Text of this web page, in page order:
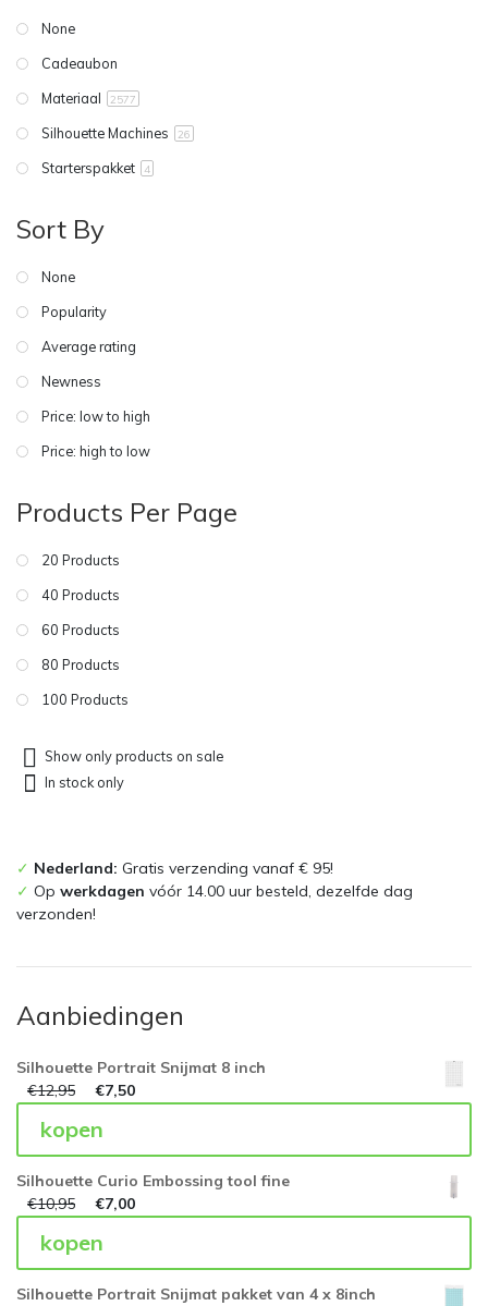
None
Cadeaubon
Materiaal
2577
Silhouette Machines 26
Starterspakket 4
Sort By
None
Popularity
Average rating
Newness
Price: low to high
Price: high to low
Products Per Page
20 Products
40 Products
60 Products
80 Products
100 Products
Show only products on sale
In stock only
✓ Nederland: Gratis verzending vanaf € 95!
✓ Op werkdagen vóór 14.00 uur besteld, dezelfde dag
verzonden!
Aanbiedingen
Silhouette Portrait Snijmat 8 inch
€12,95 €7,50
kopen
Silhouette Curio Embossing tool fine
€10,95 €7,00
kopen
Silhouette Portrait Snijmat pakket van 4 x 8inch